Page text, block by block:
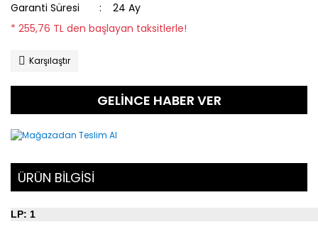
Garanti Süresi
24 Ay
* 255,76 TL den başlayan taksitlerle!
Karşılaştır
GELİNCE HABER VER
ÜRÜN BİLGİSİ
LP: 1